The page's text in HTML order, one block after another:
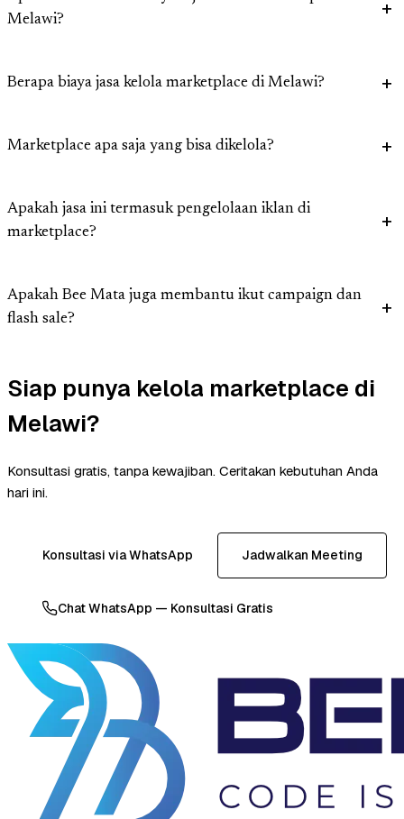
Melawi?
Berapa biaya jasa kelola marketplace di Melawi?
Marketplace apa saja yang bisa dikelola?
Apakah jasa ini termasuk pengelolaan iklan di
marketplace?
Apakah Bee Mata juga membantu ikut campaign dan
flash sale?
Siap punya kelola marketplace di
Melawi?
Konsultasi gratis, tanpa kewajiban. Ceritakan kebutuhan Anda
hari ini.
Konsultasi via WhatsApp Jadwalkan Meeting
Chat WhatsApp — Konsultasi Gratis